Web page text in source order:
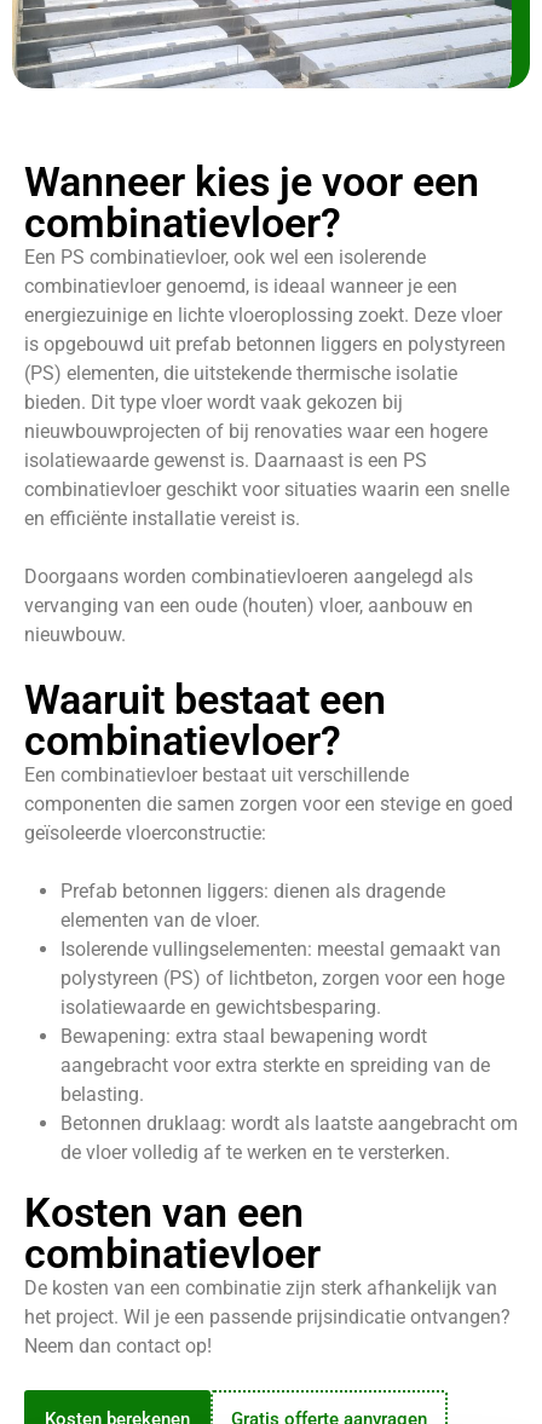
Wanneer kies je voor een
combinatievloer?
Een PS combinatievloer, ook wel een isolerende
combinatievloer genoemd, is ideaal wanneer je een
energiezuinige en lichte vloeroplossing zoekt. Deze vloer
is opgebouwd uit prefab betonnen liggers en polystyreen
(PS) elementen, die uitstekende thermische isolatie
bieden. Dit type vloer wordt vaak gekozen bij
nieuwbouwprojecten of bij renovaties waar een hogere
isolatiewaarde gewenst is. Daarnaast is een PS
combinatievloer geschikt voor situaties waarin een snelle
en efficiënte installatie vereist is.
Doorgaans worden combinatievloeren aangelegd als
vervanging van een oude (houten) vloer, aanbouw en
nieuwbouw.
Waaruit bestaat een
combinatievloer?
Een combinatievloer bestaat uit verschillende
componenten die samen zorgen voor een stevige en goed
geïsoleerde vloerconstructie:
Prefab betonnen liggers: dienen als dragende
elementen van de vloer.
Isolerende vullingselementen: meestal gemaakt van
polystyreen (PS) of lichtbeton, zorgen voor een hoge
isolatiewaarde en gewichtsbesparing.
Bewapening: extra staal bewapening wordt
aangebracht voor extra sterkte en spreiding van de
belasting.
Betonnen druklaag: wordt als laatste aangebracht om
de vloer volledig af te werken en te versterken.
Kosten van een
combinatievloer
De kosten van een combinatie zijn sterk afhankelijk van
het project. Wil je een passende prijsindicatie ontvangen?
Neem dan contact op!
Kosten berekenen Gratis offerte aanvragen